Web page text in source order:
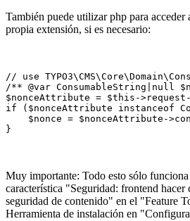
También puede utilizar php para acceder
propia extensión, si es necesario:
// use
/** @var ConsumableString|null
$nonceAttribute = $this-
if ($nonceAttribute instanceof
$nonce = $nonceAttribute-
}
Muy importante: Todo esto sólo funciona
característica "Seguridad: frontend
seguridad de contenido" en el "Feature
Herramienta de instalación en